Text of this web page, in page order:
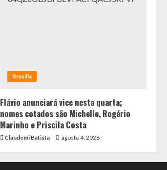
Brasília
Flávio anunciará vice nesta quarta;
nomes cotados são Michelle, Rogério
Marinho e Priscila Costa
Claudemi Batista agosto 4, 2026